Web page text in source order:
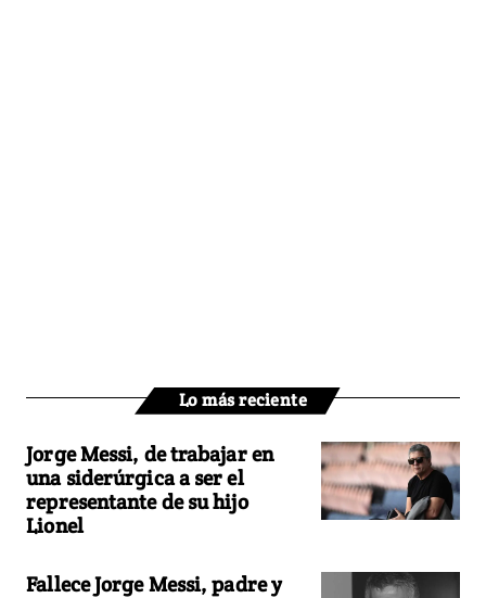
Lo más reciente
Jorge Messi, de trabajar en
una siderúrgica a ser el
representante de su hijo
Lionel
Fallece Jorge Messi, padre y